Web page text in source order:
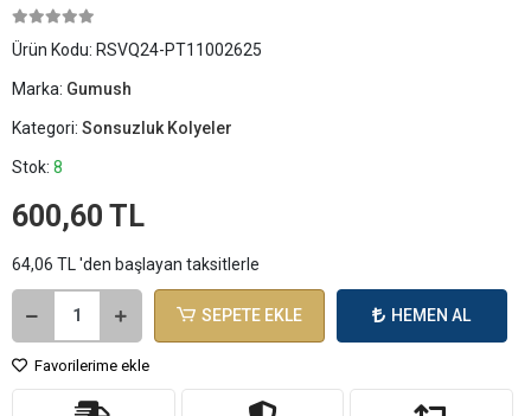
Ürün Kodu: RSVQ24-PT11002625
Marka: Gumush
Kategori: Sonsuzluk Kolyeler
Stok: 8
600,60 TL
64,06 TL 'den başlayan taksitlerle
SEPETE EKLE HEMEN AL
Favorilerime ekle